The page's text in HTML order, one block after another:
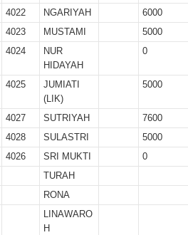
4022 NGARIYAH
6000
4023 MUSTAMI
5000
4024
NUR
HIDAYAH
0
4025
JUMIATI
(LIK)
5000
4027 SUTRIYAH
7600
4028 SULASTRI
5000
4026 SRI MUKTI
0
TURAH
RONA
LINAWARO
H